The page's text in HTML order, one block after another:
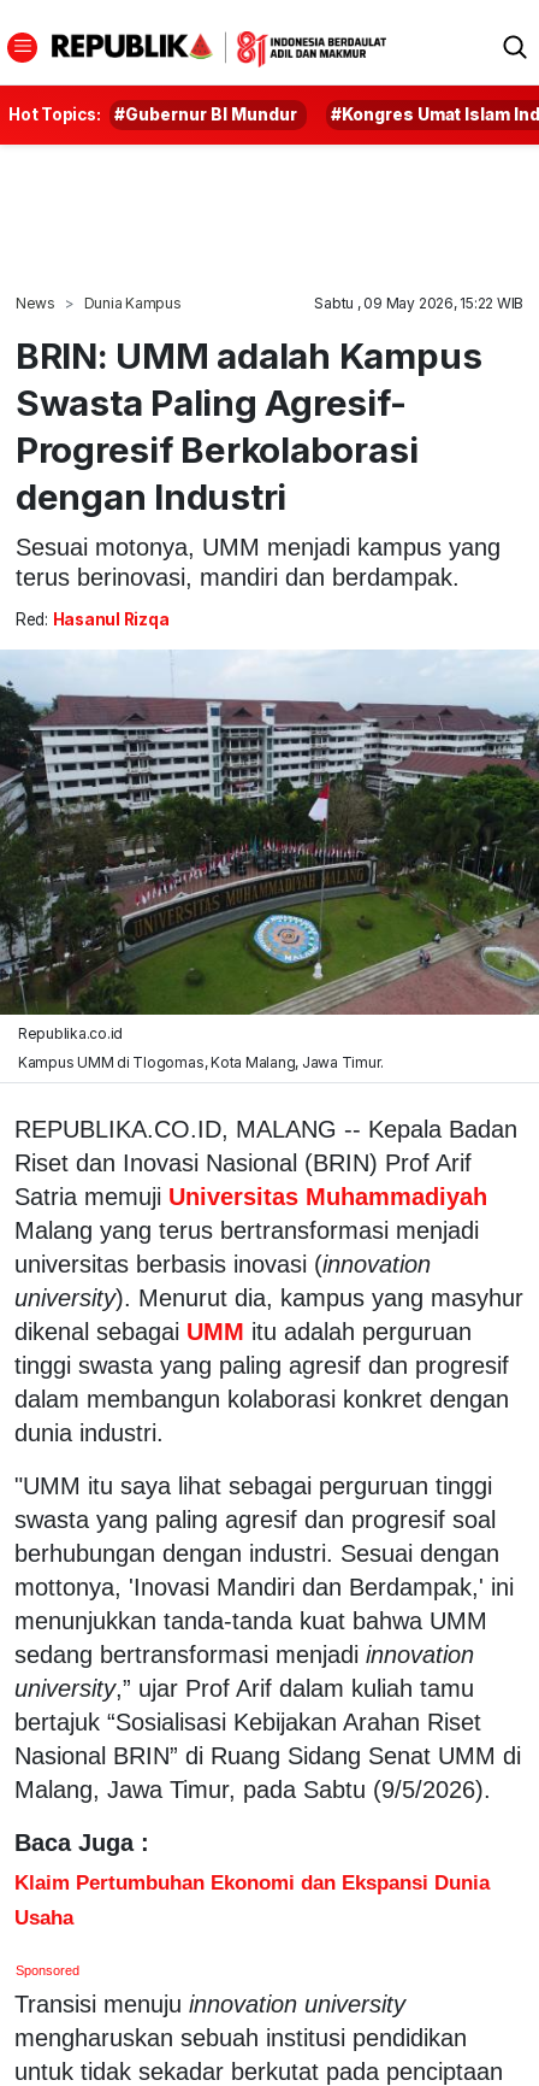
Hot Topics: #Gubernur BI Mundur #Kongres Umat Islam
News Dunia Kampus Sabtu , 09 May 2026, 15:22 WIB
BRIN: UMM adalah Kampus
Swasta Paling Agresif-
Progresif Berkolaborasi
dengan Industri
Sesuai motonya, UMM menjadi kampus yang
terus berinovasi, mandiri dan berdampak.
Red: Hasanul Rizqa
Republika.co.id
Kampus UMM di Tlogomas, Kota Malang, Jawa Timur.
REPUBLIKA.CO.ID, MALANG -- Kepala Badan
Riset dan Inovasi Nasional (BRIN) Prof Arif
Satria memuji Universitas Muhammadiyah
Malang yang terus bertransformasi menjadi
universitas berbasis inovasi (innovation
university). Menurut dia, kampus yang masyhur
dikenal sebagai UMM itu adalah perguruan
tinggi swasta yang paling agresif dan progresif
dalam membangun kolaborasi konkret dengan
dunia industri.
"UMM itu saya lihat sebagai perguruan tinggi
swasta yang paling agresif dan progresif soal
berhubungan dengan industri. Sesuai dengan
mottonya, 'Inovasi Mandiri dan Berdampak,' ini
menunjukkan tanda-tanda kuat bahwa UMM
sedang bertransformasi menjadi innovation
university,” ujar Prof Arif dalam kuliah tamu
bertajuk “Sosialisasi Kebijakan Arahan Riset
Nasional BRIN” di Ruang Sidang Senat UMM di
Malang, Jawa Timur, pada Sabtu (9/5/2026).
Baca Juga :
Klaim Pertumbuhan Ekonomi dan Ekspansi Dunia
Usaha
Sponsored
Transisi menuju innovation university
mengharuskan sebuah institusi pendidikan
untuk tidak sekadar berkutat pada penciptaan